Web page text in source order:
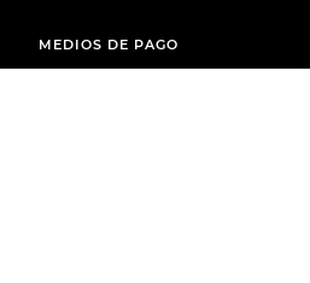
MEDIOS DE PAGO